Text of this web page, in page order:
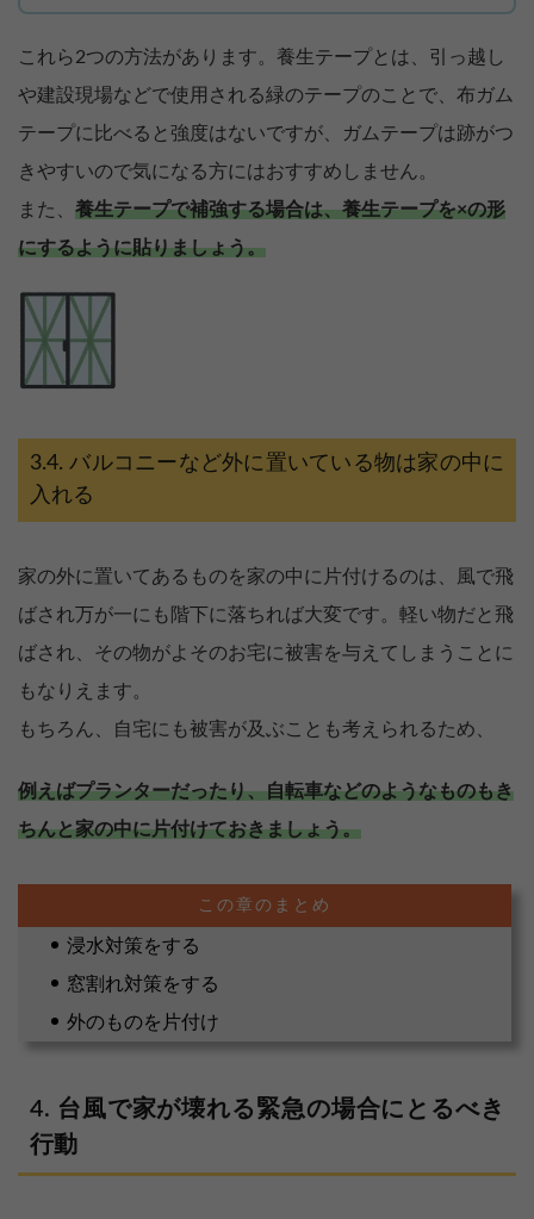
これら2つの方法があります。養生テープとは、引っ越し
や建設現場などで使用される緑のテープのことで、布ガム
テープに比べると強度はないですが、ガムテープは跡がつ
きやすいので気になる方にはおすすめしません。
また、 養生テープで補強する場合は、養生テープを×の形
にするように貼りましょう。
バルコニーなど外に置いている物は家の中に
入れる
家の外に置いてあるものを家の中に片付けるのは、風で飛
ばされ万が一にも階下に落ちれば大変です。軽い物だと飛
ばされ、その物がよそのお宅に被害を与えてしまうことに
もなりえます。
もちろん、自宅にも被害が及ぶことも考えられるため、
例えばプランターだったり、自転車などのようなものもき
ちんと家の中に片付けておきましょう。
浸水対策をする
窓割れ対策をする
外のものを片付け
台風で家が壊れる緊急の場合にとるべき
行動